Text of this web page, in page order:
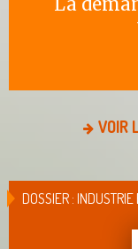
VOIR
DOSSIER :